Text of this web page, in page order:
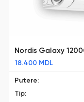
Nordis Galaxy
18.400 MDL
Putere:
Tip: